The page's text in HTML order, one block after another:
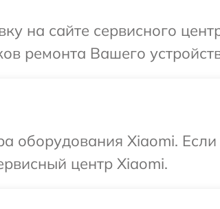
на сайте сервисного
ремонта Вашего
оборудования Xiaomi.
центр Xiaomi.